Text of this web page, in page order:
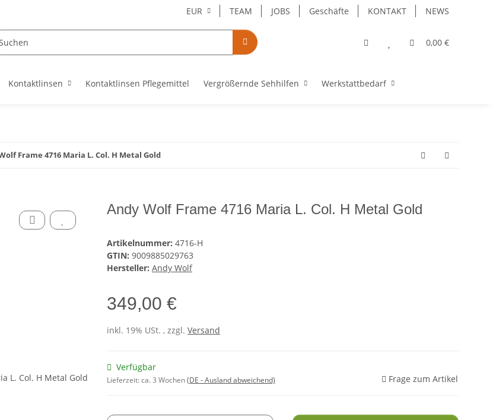
EUR TEAM JOBS Geschäfte KONTAKT NEWS
0,00 €
Kontaktlinsen Kontaktlinsen Pflegemittel Vergrößernde Sehhilfen Werkstattbedarf
Frame 4716 Maria L. Col. H Metal Gold
Andy Wolf Frame 4716 Maria L. Col. H Metal Gold
Artikelnummer: 4716-H
GTIN: 9009885029763
Hersteller: Andy Wolf
349,00 €
inkl. 19% USt. , zzgl. Versand
Verfügbar
Lieferzeit:ca. 3 Wochen(DE - Ausland abweichend) Frage zum Artikel